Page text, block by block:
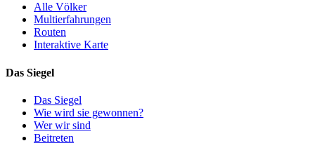
Alle Völker
Multierfahrungen
Routen
Interaktive Karte
Das Siegel
Das Siegel
Wie wird sie gewonnen?
Wer wir sind
Beitreten